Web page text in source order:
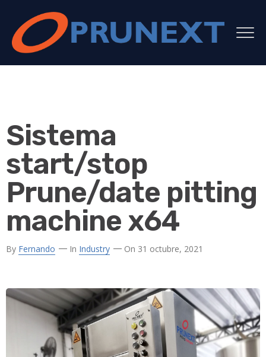
Sistema
start/stop
Prune/date pitting
machine x64
By Fernando In Industry On 31 octubre, 2021